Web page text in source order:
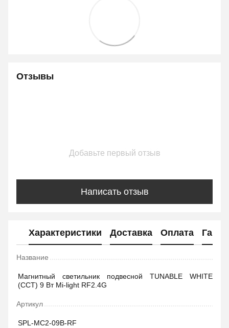
Отзывы
Добавьте первый отзыв
Написать отзыв
Характеристики Доставка Оплата
Название
Магнитный светильник подвесной TUNABLE WHITE
(CCT) 9 Вт Mi-light RF2.4G
Артикул
SPL-MC2-09B-RF